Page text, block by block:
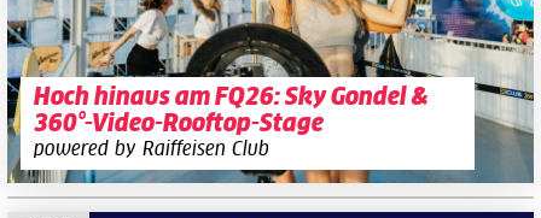
Hoch hinaus am FQ26: Sky Gondel &
360°-Video-Rooftop-Stage
powered by Raiffeisen Club